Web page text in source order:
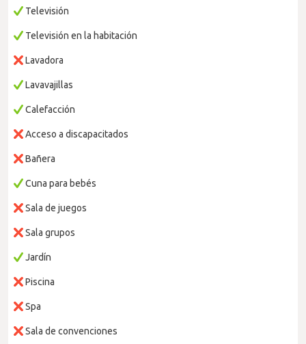
Televisión
Televisión en la habitación
Lavadora
Lavavajillas
Calefacción
Acceso a discapacitados
Bañera
Cuna para bebés
Sala de juegos
Sala grupos
Jardín
Piscina
Spa
Sala de convenciones